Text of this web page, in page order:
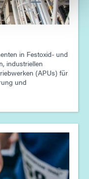
in Festoxid- und
industriellen
(APUs) für
und